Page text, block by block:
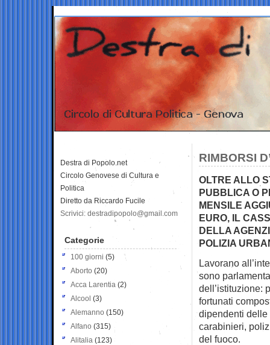
RIMBORSI
OLTRE ALLO
PUBBLICA O
MENSILE
EURO, IL
DELLA
POLIZIA
Lavorano
sono
dell’istituzione:
fortunati
dipendenti
carabinieri,
del fuoco.
Destra di Popolo.net
Circolo Genovese di Cultura e
Politica
Diretto da Riccardo Fucile
Scrivici: destradipopolo@gmail.com
Categorie
100 giorni (5)
Aborto (20)
Acca Larentia (2)
Alcool (3)
Alemanno (150)
Alfano (315)
Alitalia (123)